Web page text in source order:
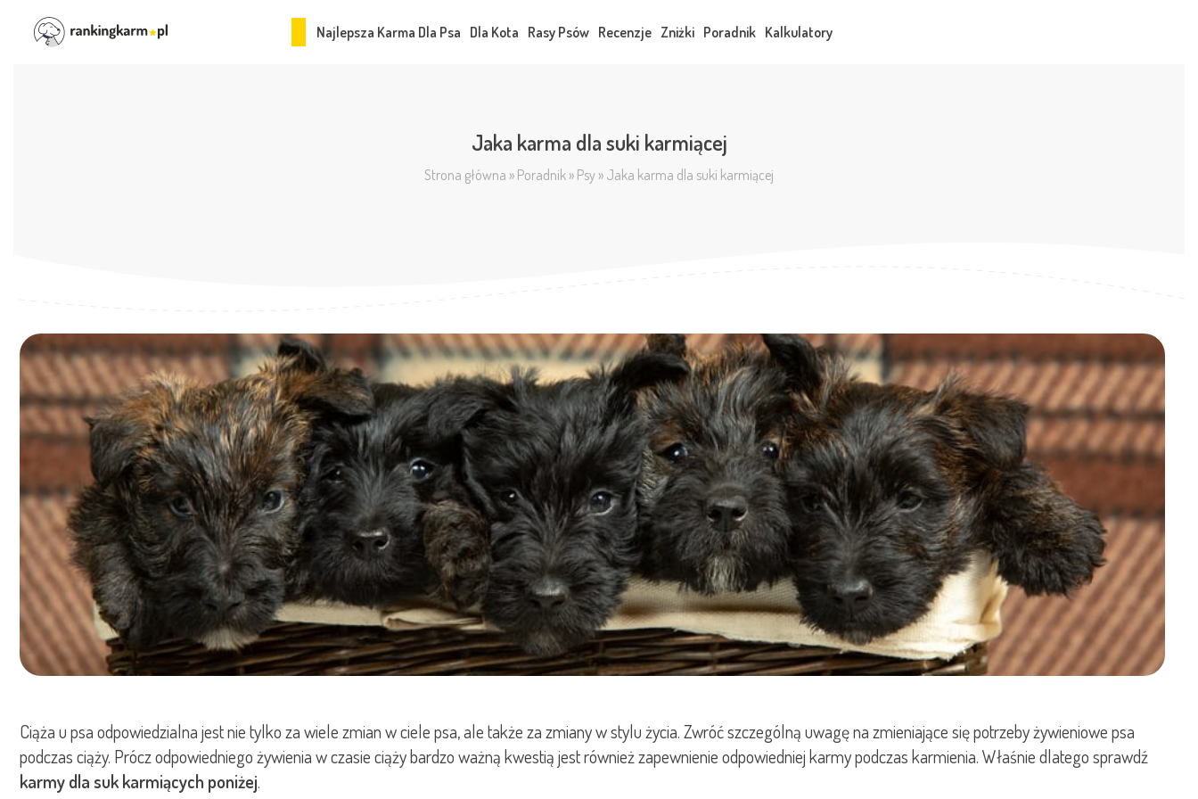
Najlepsza Karma Dla Psa Dla Kota Rasy Psów Recenzje Zniżki Poradnik Kalkulatory
Jaka karma dla suki karmiącej
Strona główna » Poradnik » Psy » Jaka karma dla suki karmiącej
Ciąża u psa odpowiedzialna jest nie tylko za wiele zmian w ciele psa, ale także za zmiany w stylu życia. Zwróć szczególną uwagę na zmieniające się potrzeby żywieniowe psa
podczas ciąży. Prócz odpowiedniego żywienia w czasie ciąży bardzo ważną kwestią jest również zapewnienie odpowiedniej karmy podczas karmienia. Właśnie dlatego sprawdź
karmy dla suk karmiących poniżej.